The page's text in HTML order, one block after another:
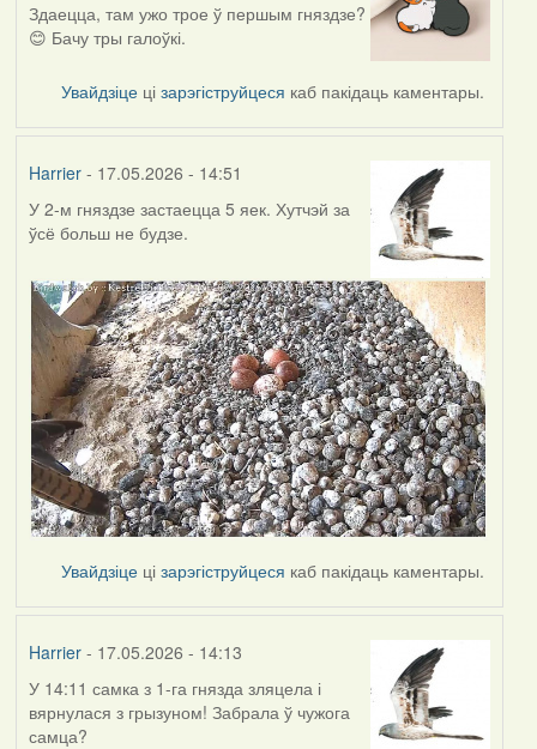
Здаецца, там ужо трое ў першым гняздзе?
😊 Бачу тры галоўкі.
Увайдзіце цізарэгіструйцеся каб пакідаць каментары.
Harrier- 17.05.2026 - 14:51
У 2-м гняздзе застаецца 5 яек. Хутчэй за
ўсё больш не будзе.
Увайдзіце цізарэгіструйцеся каб пакідаць каментары.
Harrier- 17.05.2026 - 14:13
У 14:11 самка з 1-га гнязда зляцела і
вярнулася з грызуном! Забрала ў чужога
самца?